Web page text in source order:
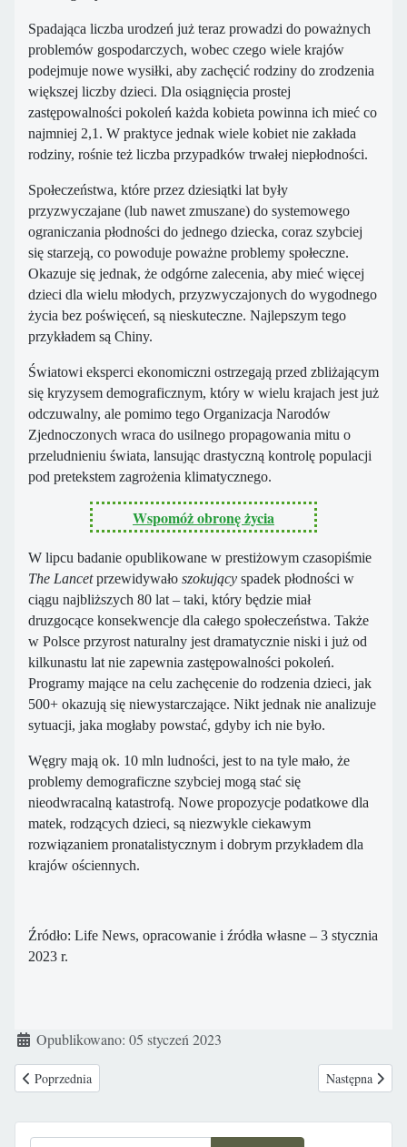
Spadająca liczba urodzeń już teraz prowadzi do poważnych
problemów gospodarczych, wobec czego wiele krajów
podejmuje nowe wysiłki, aby zachęcić rodziny do zrodzenia
większej liczby dzieci. Dla osiągnięcia prostej
zastępowalności pokoleń każda kobieta powinna ich mieć co
najmniej 2,1. W praktyce jednak wiele kobiet nie zakłada
rodziny, rośnie też liczba przypadków trwałej niepłodności.
Społeczeństwa, które przez dziesiątki lat były
przyzwyczajane (lub nawet zmuszane) do systemowego
ograniczania płodności do jednego dziecka, coraz szybciej
się starzeją, co powoduje poważne problemy społeczne.
Okazuje się jednak, że odgórne zalecenia, aby mieć więcej
dzieci dla wielu młodych, przyzwyczajonych do wygodnego
życia bez poświęceń, są nieskuteczne. Najlepszym tego
przykładem są Chiny.
Światowi eksperci ekonomiczni ostrzegają przed zbliżającym
się kryzysem demograficznym, który w wielu krajach jest już
odczuwalny, ale pomimo tego Organizacja Narodów
Zjednoczonych wraca do usilnego propagowania mitu o
przeludnieniu świata, lansując drastyczną kontrolę populacji
pod pretekstem zagrożenia klimatycznego.
Wspomóż obronę życia
W lipcu badanie opublikowane w prestiżowym czasopiśmie
The Lancetprzewidywało szokujący spadek płodności w
ciągu najbliższych 80 lat – taki, który będzie miał
druzgocące konsekwencje dla całego społeczeństwa. Także
w Polsce przyrost naturalny jest dramatycznie niski i już od
kilkunastu lat nie zapewnia zastępowalności pokoleń.
Programy mające na celu zachęcenie do rodzenia dzieci, jak
500+ okazują się niewystarczające. Nikt jednak nie analizuje
sytuacji, jaka mogłaby powstać, gdyby ich nie było.
Węgry mają ok. 10 mln ludności, jest to na tyle mało, że
problemy demograficzne szybciej mogą stać się
nieodwracalną katastrofą. Nowe propozycje podatkowe dla
matek, rodzących dzieci, są niezwykle ciekawym
rozwiązaniem pronatalistycznym i dobrym przykładem dla
krajów ościennych.
Źródło: Life News, opracowanie i źródła własne – 3 stycznia
2023 r.
Szczegóły
Opublikowano: 05 styczeń 2023
Poprzednia strona: Zielona Góra: Chłopiec w "Oknie Życia" Caritas!
Poprzednia Następna
Następna